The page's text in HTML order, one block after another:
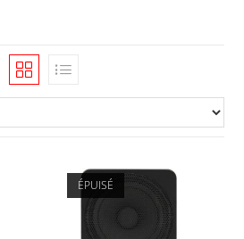
ÉPUISÉ